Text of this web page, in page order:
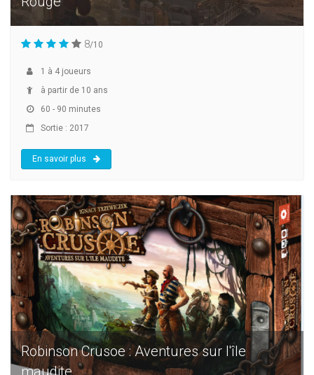
8/10
1 à 4 joueurs
à partir de 10 ans
60 - 90 minutes
Sortie : 2017
En savoir plus
Robinson Crusoe : Aventures sur l'île